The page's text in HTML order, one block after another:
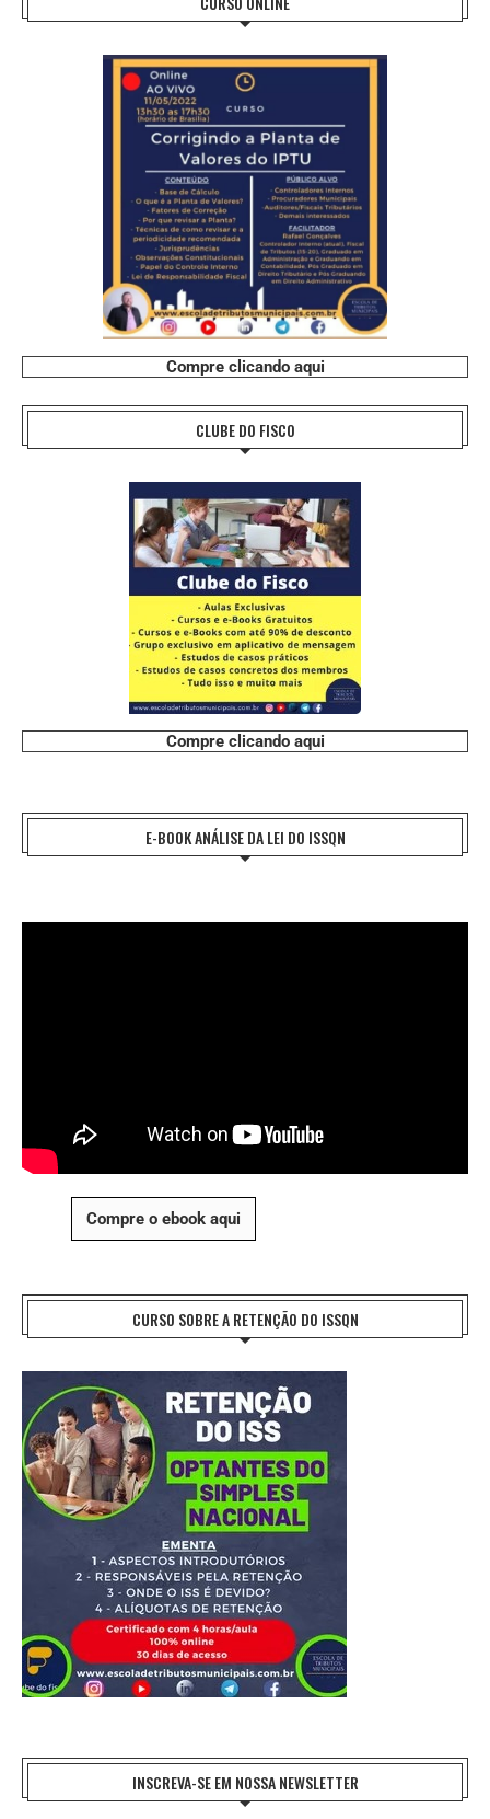
Compre clicando aqui
CLUBE DO FISCO
Compre clicando aqui
E-BOOK ANÁLISE DA LEI DO ISSQN
Compre o ebook aqui
CURSO SOBRE A RETENÇÃO DO ISSQN
INSCREVA-SE EM NOSSA NEWSLETTER